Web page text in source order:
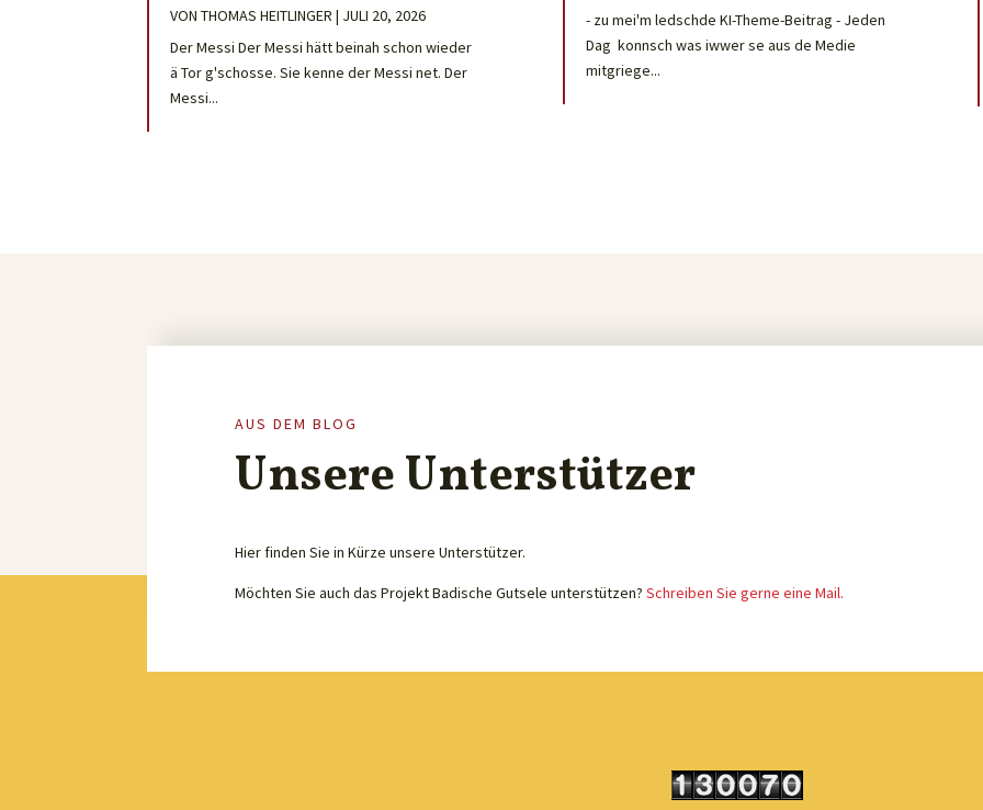
VONTHOMAS HEITLINGER | JULI 20, 2026
Der Messi Der Messi hätt beinah schon wieder
ä Tor g'schosse. Sie kenne der Messi net. Der
Messi...
- zu mei'm ledschde KI-Theme-Beitrag - Jeden
Dag konnsch was iwwer se aus de Medie
mitgriege...
AUS DEM BLOG
Unsere Unterstützer
Hier finden Sie in Kürze unsere Unterstützer.
Möchten Sie auch das Projekt Badische Gutsele unterstützen?Schreiben Sie gerne eine Mail.